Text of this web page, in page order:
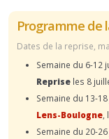
Programme de
Dates de la reprise,
Semaine du 6-12
Reprise les 8
Semaine du 13-
Lens-Boulogne
Semaine du 20-